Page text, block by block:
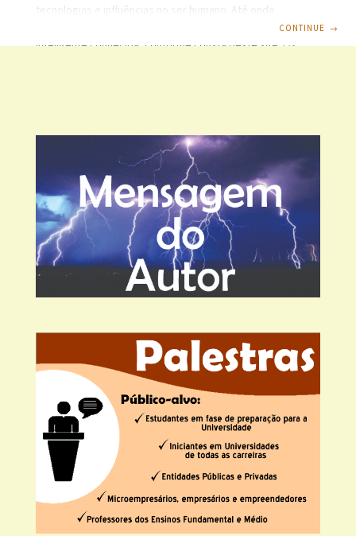
tecnologias e influências no ser humano. Até onde
inteligente conhecida, conforme consta deste site. Os
identificação vão se aprimorando,
CONTINUE →